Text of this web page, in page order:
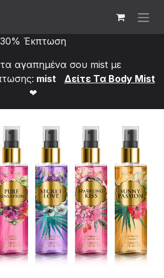
30% Έκπτωση
αγαπημένα σου mist με
mist
Δείτε Τα Bod​y Mist
❤